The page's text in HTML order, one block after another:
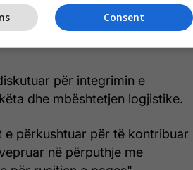
nën mbikëqyrjen e Bordit të
të OKB-së", thuhet më tej
për integrimin e
dhe mbështetjen logjistike.
e përkushtuar për të kontribuar
në përputhje me
Consent